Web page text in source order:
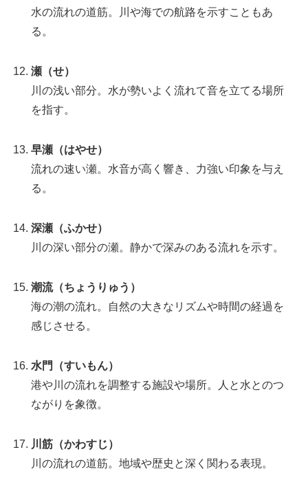
水の流れの道筋。川や海での航路を示すこともあ
る。
瀬（せ）
川の浅い部分。水が勢いよく流れて音を立てる場所
を指す。
早瀬（はやせ）
流れの速い瀬。水音が高く響き、力強い印象を与え
る。
深瀬（ふかせ）
川の深い部分の瀬。静かで深みのある流れを示す。
潮流（ちょうりゅう）
海の潮の流れ。自然の大きなリズムや時間の経過を
感じさせる。
水門（すいもん）
港や川の流れを調整する施設や場所。人と水とのつ
ながりを象徴。
川筋（かわすじ）
川の流れの道筋。地域や歴史と深く関わる表現。